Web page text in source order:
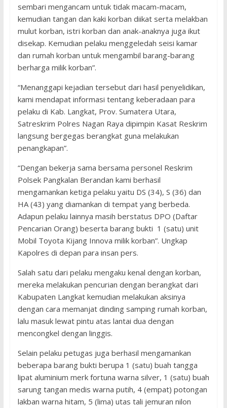
sembari mengancam untuk tidak macam-macam,
kemudian tangan dan kaki korban diikat serta melakban
mulut korban, istri korban dan anak-anaknya juga ikut
disekap. Kemudian pelaku menggeledah seisi kamar
dan rumah korban untuk mengambil barang-barang
berharga milik korban”.
“Menanggapi kejadian tersebut dari hasil penyelidikan,
kami mendapat informasi tentang keberadaan para
pelaku di Kab. Langkat, Prov. Sumatera Utara,
Satreskrim Polres Nagan Raya dipimpin Kasat Reskrim
langsung bergegas berangkat guna melakukan
penangkapan”.
“Dengan bekerja sama bersama personel Reskrim
Polsek Pangkalan Berandan kami berhasil
mengamankan ketiga pelaku yaitu DS (34), S (36) dan
HA (43) yang diamankan di tempat yang berbeda.
Adapun pelaku lainnya masih berstatus DPO (Daftar
Pencarian Orang) beserta barang bukti 1 (satu) unit
Mobil Toyota Kijang Innova milik korban”. Ungkap
Kapolres di depan para insan pers.
Salah satu dari pelaku mengaku kenal dengan korban,
mereka melakukan pencurian dengan berangkat dari
Kabupaten Langkat kemudian melakukan aksinya
dengan cara memanjat dinding samping rumah korban,
lalu masuk lewat pintu atas lantai dua dengan
mencongkel dengan linggis.
Selain pelaku petugas juga berhasil mengamankan
beberapa barang bukti berupa 1 (satu) buah tangga
lipat aluminium merk fortuna warna silver, 1 (satu) buah
sarung tangan medis warna putih, 4 (empat) potongan
lakban warna hitam, 5 (lima) utas tali jemuran nilon